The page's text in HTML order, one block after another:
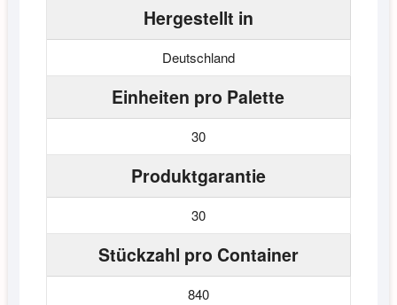
Hergestellt in
Deutschland
Einheiten pro Palette
30
Produktgarantie
30
Stückzahl pro Container
840